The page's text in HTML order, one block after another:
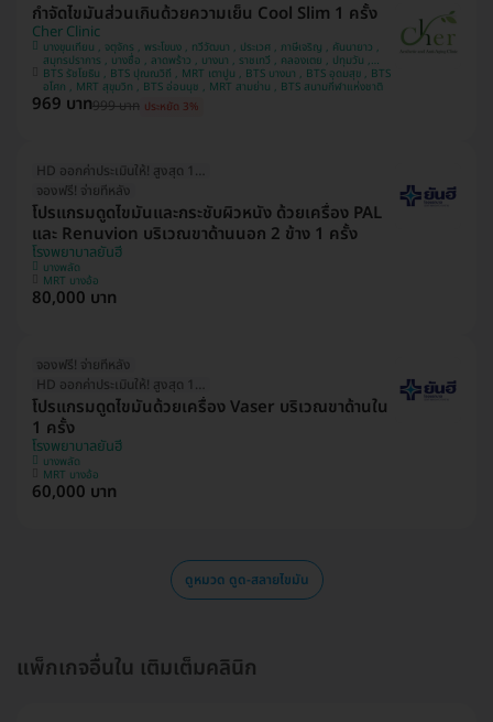
กำจัดไขมันส่วนเกินด้วยความเย็น Cool Slim 1 ครั้ง
Cher Clinic
บางขุนเทียน , จตุจักร , พระโขนง , ทวีวัฒนา , ประเวศ , ภาษีเจริญ , คันนายาว ,
สมุทรปราการ , บางซื่อ , ลาดพร้าว , บางนา , ราชเทวี , คลองเตย , ปทุมวัน ,
ลาดกระบัง , บางแค
BTS รัชโยธิน , BTS ปุณณวิถี , MRT เตาปูน , BTS บางนา , BTS อุดมสุข , BTS
อโศก , MRT สุขุมวิท , BTS อ่อนนุช , MRT สามย่าน , BTS สนามกีฬาแห่งชาติ
969 บาท999 บาท ประหยัด 3%
HD ออกค่าประเมินให้! สูงสุด 1500 บ.
จองฟรี! จ่ายทีหลัง
โปรแกรมดูดไขมันและกระชับผิวหนัง ด้วยเครื่อง PAL
และ Renuvion บริเวณขาด้านนอก 2 ข้าง 1 ครั้ง
โรงพยาบาลยันฮี
บางพลัด
MRT บางอ้อ
80,000 บาท
จองฟรี! จ่ายทีหลัง
HD ออกค่าประเมินให้! สูงสุด 1500 บ.
โปรแกรมดูดไขมันด้วยเครื่อง Vaser บริเวณขาด้านใน
1 ครั้ง
โรงพยาบาลยันฮี
บางพลัด
MRT บางอ้อ
60,000 บาท
ดูหมวด ดูด-สลายไขมัน
แพ็กเกจอื่นใน เติมเต็มคลินิก